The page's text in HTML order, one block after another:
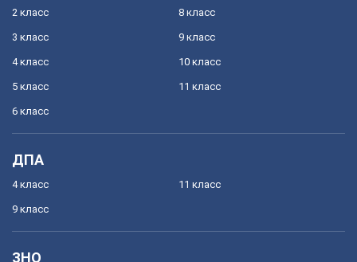
2 класс
3 класс
4 класс
5 класс
6 класс
8 класс
9 класс
10 класс
11 класс
ДПА
4 класс
9 класс
11 класс
ЗНО